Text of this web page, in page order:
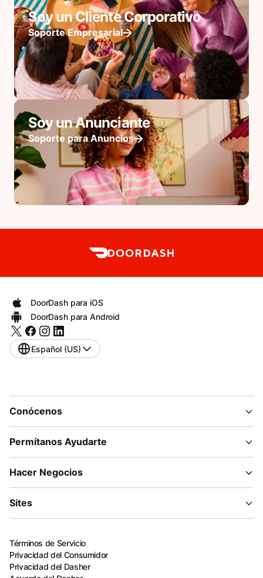
Soy un Cliente Corporativo
Soporte Empresarial
Soy un Anunciante
Soporte para Anuncios
DoorDash para iOS
DoorDash para Android
Español (US)
Conócenos
Permítanos Ayudarte
Hacer Negocios
Sites
Términos de Servicio
Privacidad del Consumidor
Privacidad del Dasher